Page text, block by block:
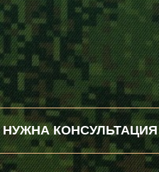
НУЖНА КОНСУЛЬТАЦИЯ